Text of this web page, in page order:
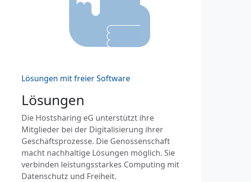
Lösungen mit freier Software
Lösungen
Die Hostsharing eG unterstützt ihre
Mitglieder bei der Digitalisierung ihrer
Geschäftsprozesse. Die Genossenschaft
macht nachhaltige Lösungen möglich. Sie
verbinden leistungsstarkes Computing mit
Datenschutz und Freiheit.